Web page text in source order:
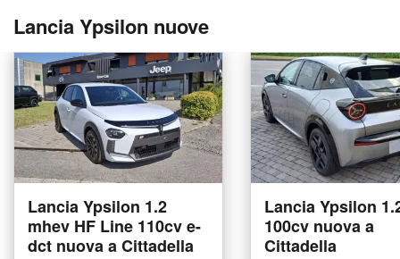
Lancia Ypsilon nuove
Lancia Ypsilon 1.2
mhev HF Line 110cv e-
dct nuova a Cittadella
Lancia Ypsilon
100cv nuova a
Cittadella